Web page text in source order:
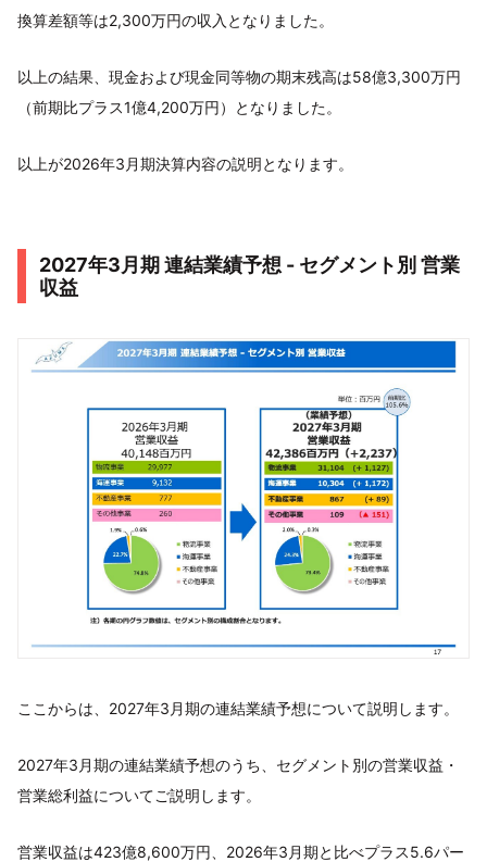
換算差額等は2,300万円の収入となりました。
以上の結果、現金および現金同等物の期末残高は58億3,300万円
（前期比プラス1億4,200万円）となりました。
以上が2026年3月期決算内容の説明となります。
2027年3月期 連結業績予想 - セグメント別 営業
収益
ここからは、2027年3月期の連結業績予想について説明します。
2027年3月期の連結業績予想のうち、セグメント別の営業収益・
営業総利益についてご説明します。
営業収益は423億8,600万円、2026年3月期と比べプラス5.6パー